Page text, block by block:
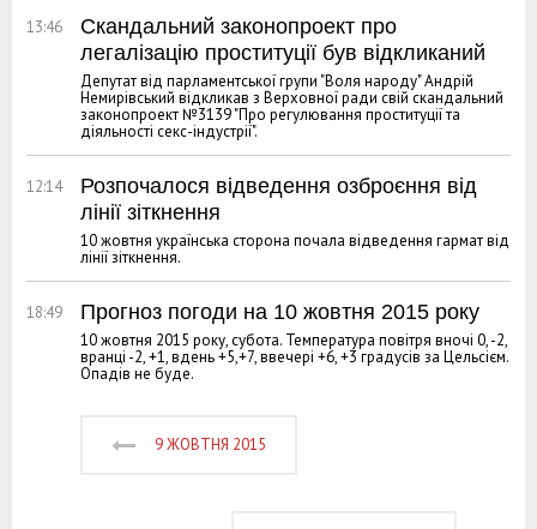
13:46
Скандальний законопроект про
легалізацію проституції був відкликаний
Депутат від парламентської групи "Воля народу" Андрій
Немирівський відкликав з Верховної ради свій скандальний
законопроект №3139 "Про регулювання проституції та
діяльності секс-індустрії".
12:14
Розпочалося відведення озброєння від
лінії зіткнення
10 жовтня українська сторона почала відведення гармат від
лінії зіткнення.
18:49 Прогноз погоди на 10 жовтня 2015 року
10 жовтня 2015 року, субота. Температура повітря вночі 0, -2,
вранці -2, +1, вдень +5,+7, ввечері +6, +3 градусів за Цельсієм.
Опадів не буде.
9 ЖОВТНЯ 2015